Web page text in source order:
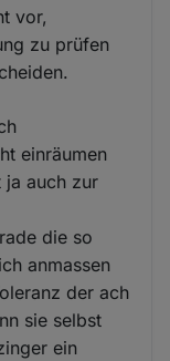
vor,
zu prüfen
einräumen
ja auch zur
die so
anmassen
der ach
sie selbst
ein